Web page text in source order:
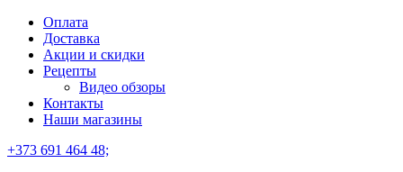
Оплата
Доставка
Акции и скидки
Рецепты
Видео обзоры
Контакты
Наши магазины
+373 691 464 48;